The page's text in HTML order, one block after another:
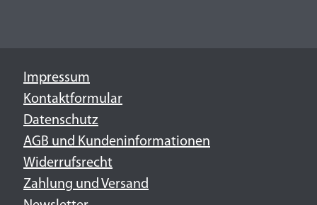
Impressum
Kontaktformular
Datenschutz
AGB und Kundeninformationen
Widerrufsrecht
Zahlung und Versand